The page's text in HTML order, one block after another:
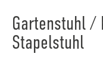
Gartenstuhl /
Stapelstuhl